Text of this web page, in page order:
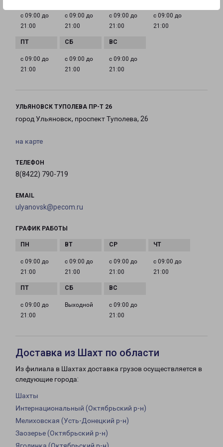
с 09:00 до
21:00
с 09:00 до
21:00
с 09:00 до
21:00
с 09:00 до
21:00
с 09:00 до
21:00
с 09:00 до
21:00
с 09:00 до
21:00
УЛЬЯНОВСК ТУПОЛЕВА ПР-Т 26
город Ульяновск, проспект Туполева, 26
на карте
ТЕЛЕФОН
8(8422) 790-719
EMAIL
ulyanovsk@pecom.ru
ГРАФИК РАБОТЫ
с 09:00 до
21:00
с 09:00 до
21:00
с 09:00 до
21:00
с 09:00 до
21:00
с 09:00 до
21:00
Выходной
с 09:00 до
21:00
Доставка из Шахт по области
Из филиала в Шахтах доставка грузов осуществляется в
следующие города:
Шахты
Интернациональный (Октябрьский р-н)
Мелиховская (Усть-Донецкий р-н)
Заозерье (Октябрьский р-н)